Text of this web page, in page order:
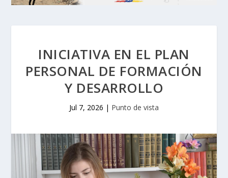
INICIATIVA EN EL PLAN
PERSONAL DE FORMACIÓN
Y DESARROLLO
Jul 7, 2026 | Punto de vista